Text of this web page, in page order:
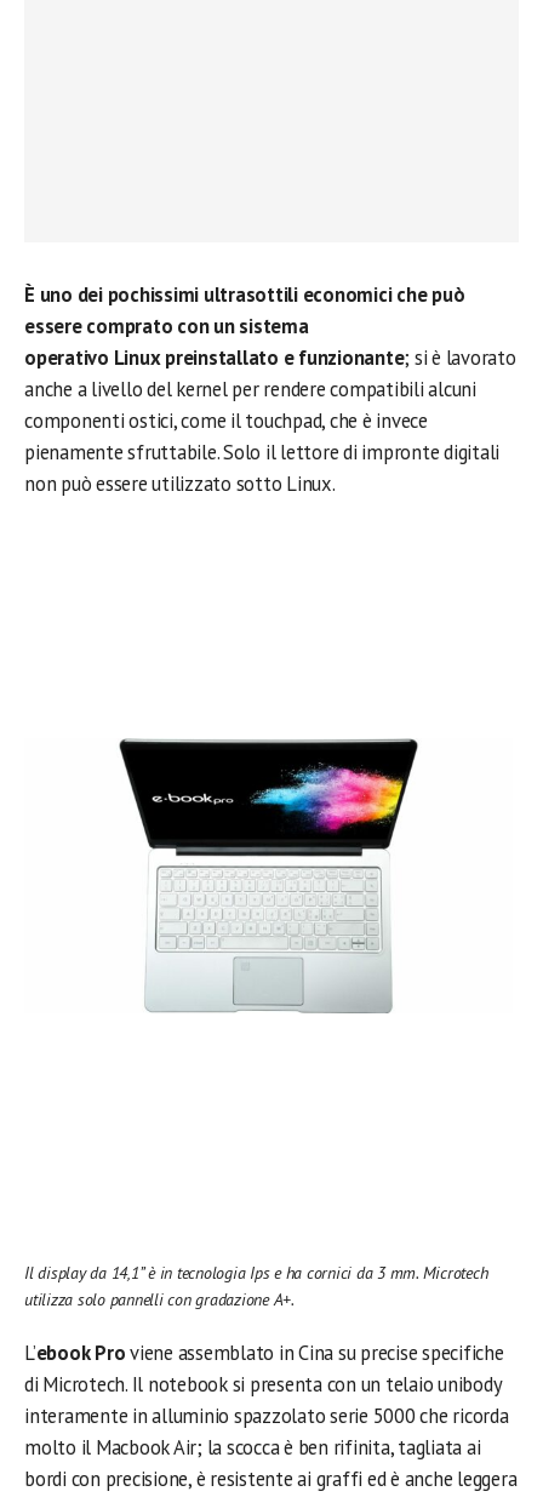
È uno dei pochissimi ultrasottili economici che può
essere comprato con un sistema
operativo Linux preinstallato e funzionante; si è lavorato
anche a livello del kernel per rendere compatibili alcuni
componenti ostici, come il touchpad, che è invece
pienamente sfruttabile. Solo il lettore di impronte digitali
non può essere utilizzato sotto Linux.
Il display da 14,1” è in tecnologia Ips e ha cornici da 3 mm. Microtech
utilizza solo pannelli con gradazione A+.
L’ebook Proviene assemblato in Cina su precise specifiche
di Microtech. Il notebook si presenta con un telaio unibody
interamente in alluminio spazzolato serie 5000 che ricorda
molto il Macbook Air; la scocca è ben rifinita, tagliata ai
bordi con precisione, è resistente ai graffi ed è anche leggera